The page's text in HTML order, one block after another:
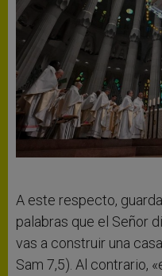
A este respecto,
palabras que el Señor
vas a construir una
Sam 7,5). Al contrario,